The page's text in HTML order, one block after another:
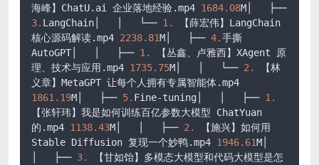
海峰】ChatU.ai 企业落地经验.mp4 1684.08
M│   ├──
3. LangChain│   │   └── 1.
【薛宏伟】LangChain
核心源码解读.mp4 2238.81M│   ├── 4.手撕
AutoGPT│   │   ├── 1.
【丛鑫、卢雅西】XAgent 原
理、技术与应用.mp4 1735.75M│   │   └── 2.
【林
1861.19M│   ├── 5. Fine-tuning│   │   ├── 1.
【张轩玮】我是如何训练百亿参数大模型 ChatYuan
的.mp4 1138.43M│   │   ├── 2.
【施兴】如何用
Stable Diffusion 复现一个妙鸭.mp4 1946.61M│
│   ├── 3.
【甘如饴】多模态大模型和代码大模型是怎